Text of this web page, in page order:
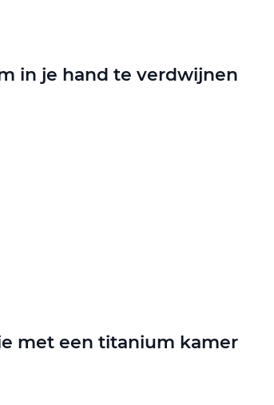
in je hand te verdwijnen
met een titanium kamer